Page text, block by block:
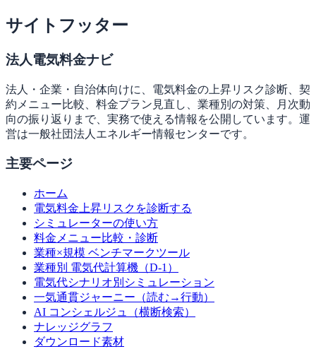
サイトフッター
法人電気料金ナビ
法人・企業・自治体向けに、電気料金の上昇リスク診断、契
約メニュー比較、料金プラン見直し、業種別の対策、月次動
向の振り返りまで、実務で使える情報を公開しています。運
営は一般社団法人エネルギー情報センターです。
主要ページ
ホーム
電気料金上昇リスクを診断する
シミュレーターの使い方
料金メニュー比較・診断
業種×規模 ベンチマークツール
業種別 電気代計算機（D-1）
電気代シナリオ別シミュレーション
一気通貫ジャーニー（読む→行動）
AI コンシェルジュ（横断検索）
ナレッジグラフ
ダウンロード素材